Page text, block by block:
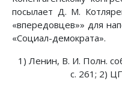
посылает Д. М.
«впередовцев»» для
«Социал-демократа».
1) Ленин, В. И. Полн.
с. 261; 2)